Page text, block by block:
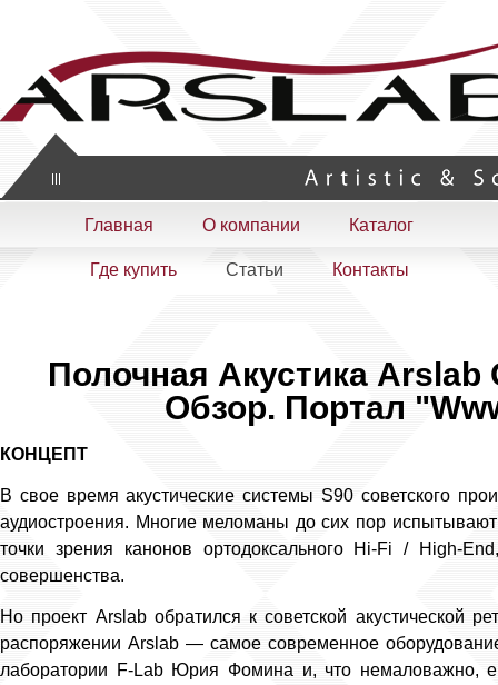
Artistic & Scientific
Главная О компании Каталог
Где купить Статьи Контакты
Полочная Акустика Arslab
Обзор. Портал
КОНЦЕПТ
В свое время акустические системы S90 советского
аудиостроения. Многие меломаны до сих пор
точки зрения канонов ортодоксального Hi-Fi / High-
совершенства.
Но проект Arslab обратился к советской акустической
распоряжении Arslab — самое современное
лаборатории F-Lab Юрия Фомина и, что немаловажно,